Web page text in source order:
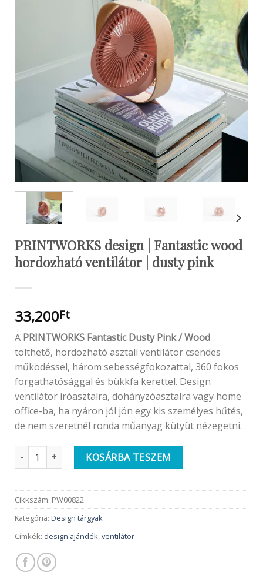
PRINTWORKS design | Fantastic wood
hordozható ventilátor | dusty pink
33,200Ft
A PRINTWORKS Fantastic Dusty Pink / Wood
tölthető, hordozható asztali ventilátor csendes
működéssel, három sebességfokozattal, 360 fokos
forgathatósággal és bükkfa kerettel. Design
ventilátor íróasztalra, dohányzóasztalra vagy home
office-ba, ha nyáron jól jön egy kis személyes hűtés,
de nem szeretnél ronda műanyag kütyüt nézegetni.
PRINTWORKS design | Fantastic wood hordozható ventilátor
KOSÁRBA TESZEM
Cikkszám: PW00822
Kategória: Design tárgyak
Címkék: design ajándék,ventilátor